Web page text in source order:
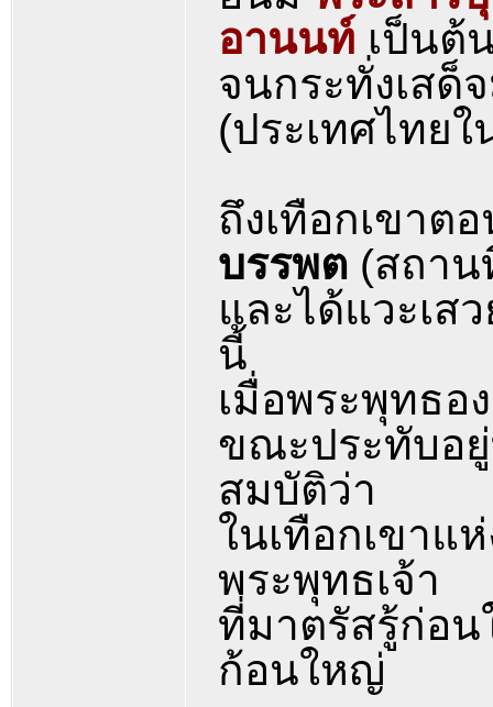
อานนท์ เป็นต้
จนกระทั่งเสด็
(ประเทศไทย
ถึงเทือกเขาต
บรรพต (สถา
และได้แวะเส
นี้
เมื่อพระพุทธอ
ขณะประทับอ
สมบัติว่า
ในเทือกเขาแ
พระพุทธเจ้า
ที่มาตรัสรู้ก่อ
ก้อนใหญ่